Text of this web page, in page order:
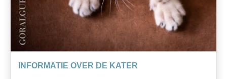
INFORMATIE OVER DE KATER